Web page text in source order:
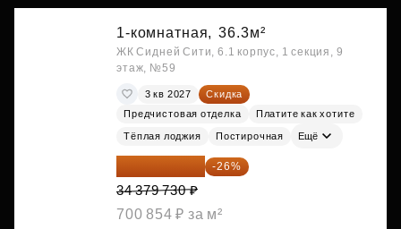
1-комнатная, 36.3м²
ЖК Сидней Сити, 6.1 корпус, 1 секция, 9
этаж, №59
3 кв 2027
Скидка
Предчистовая отделка
Платите как хотите
Тёплая лоджия Постирочная Ещё
25 441 000 ₽ -26%
34 379 730 ₽
700 854 ₽ за м²